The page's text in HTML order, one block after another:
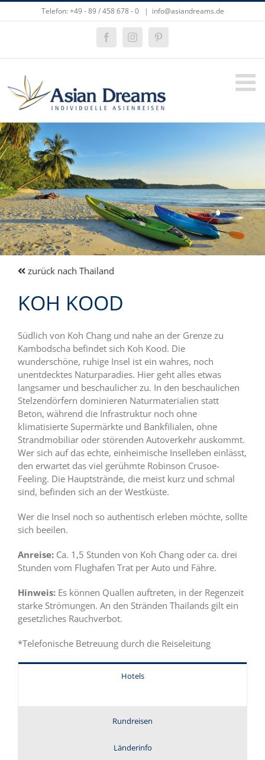
Inhalt
Telefon: +49 - 89 / 458 678 - 0 | info@asiandreams.de
FacebookInstagramPinterest
zurück nach Thailand
KOH KOOD
Südlich von Koh Chang und nahe an der Grenze zu
Kambodscha befindet sich Koh Kood. Die
wunderschöne, ruhige Insel ist ein wahres, noch
unentdecktes Naturparadies. Hier geht alles etwas
langsamer und beschaulicher zu. In den beschaulichen
Stelzendörfern dominieren Naturmaterialien statt
Beton, während die Infrastruktur noch ohne
klimatisierte Supermärkte und Bankfilialen, ohne
Strandmobiliar oder störenden Autoverkehr auskommt.
Wer sich auf das echte, einheimische Inselleben einlässt,
den erwartet das viel gerühmte Robinson Crusoe-
Feeling. Die Hauptstrände, die meist kurz und schmal
sind, befinden sich an der Westküste.
Wer die Insel noch so authentisch erleben möchte, sollte
sich beeilen.
Anreise: Ca. 1,5 Stunden von Koh Chang oder ca. drei
Stunden vom Flughafen Trat per Auto und Fähre.
Hinweis: Es können Quallen auftreten, in der Regenzeit
starke Strömungen. An den Stränden Thailands gilt ein
gesetzliches Rauchverbot.
*Telefonische Betreuung durch die Reiseleitung
Hotels
Rundreisen
Länderinfo